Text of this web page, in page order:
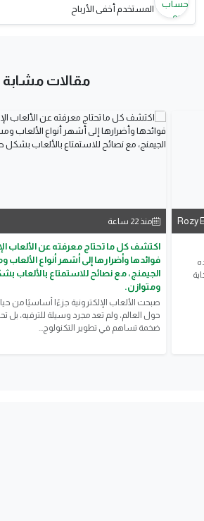
المستخدم أخفى الأرباح
مقالات مشابة
Rozy منذ 22 ساعة
اكتشف كل ما تحتاج معرفته عن الألعاب
فوائدها وأضرارها إلى أشهر أنواع
الجيمنج، مع نصائح للاستمتاع بالألعاب
ومتوازن.
صبحت الألعاب الإلكترونية جزءًا أساسيًا من
حول العالم، ولم تعد مجرد وسيلة للترفيه، بل
ضخمة تساهم في تطوير التكنولوج...